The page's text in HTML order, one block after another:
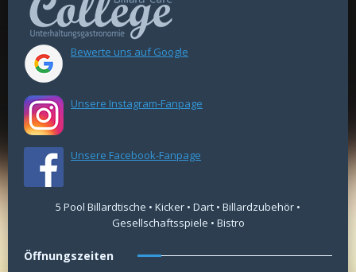
Bewerte uns auf Google
Unsere Instagram-Fanpage
Unsere Facebook-Fanpage
5 Pool Billardtische • Kicker • Dart • Billardzubehör •
Gesellschaftsspiele • Bistro
Öffnungszeiten